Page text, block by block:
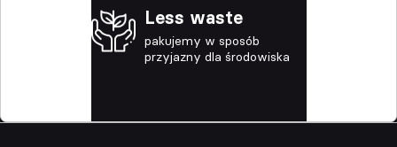
Less waste
pakujemy w sposób
przyjazny dla środowiska